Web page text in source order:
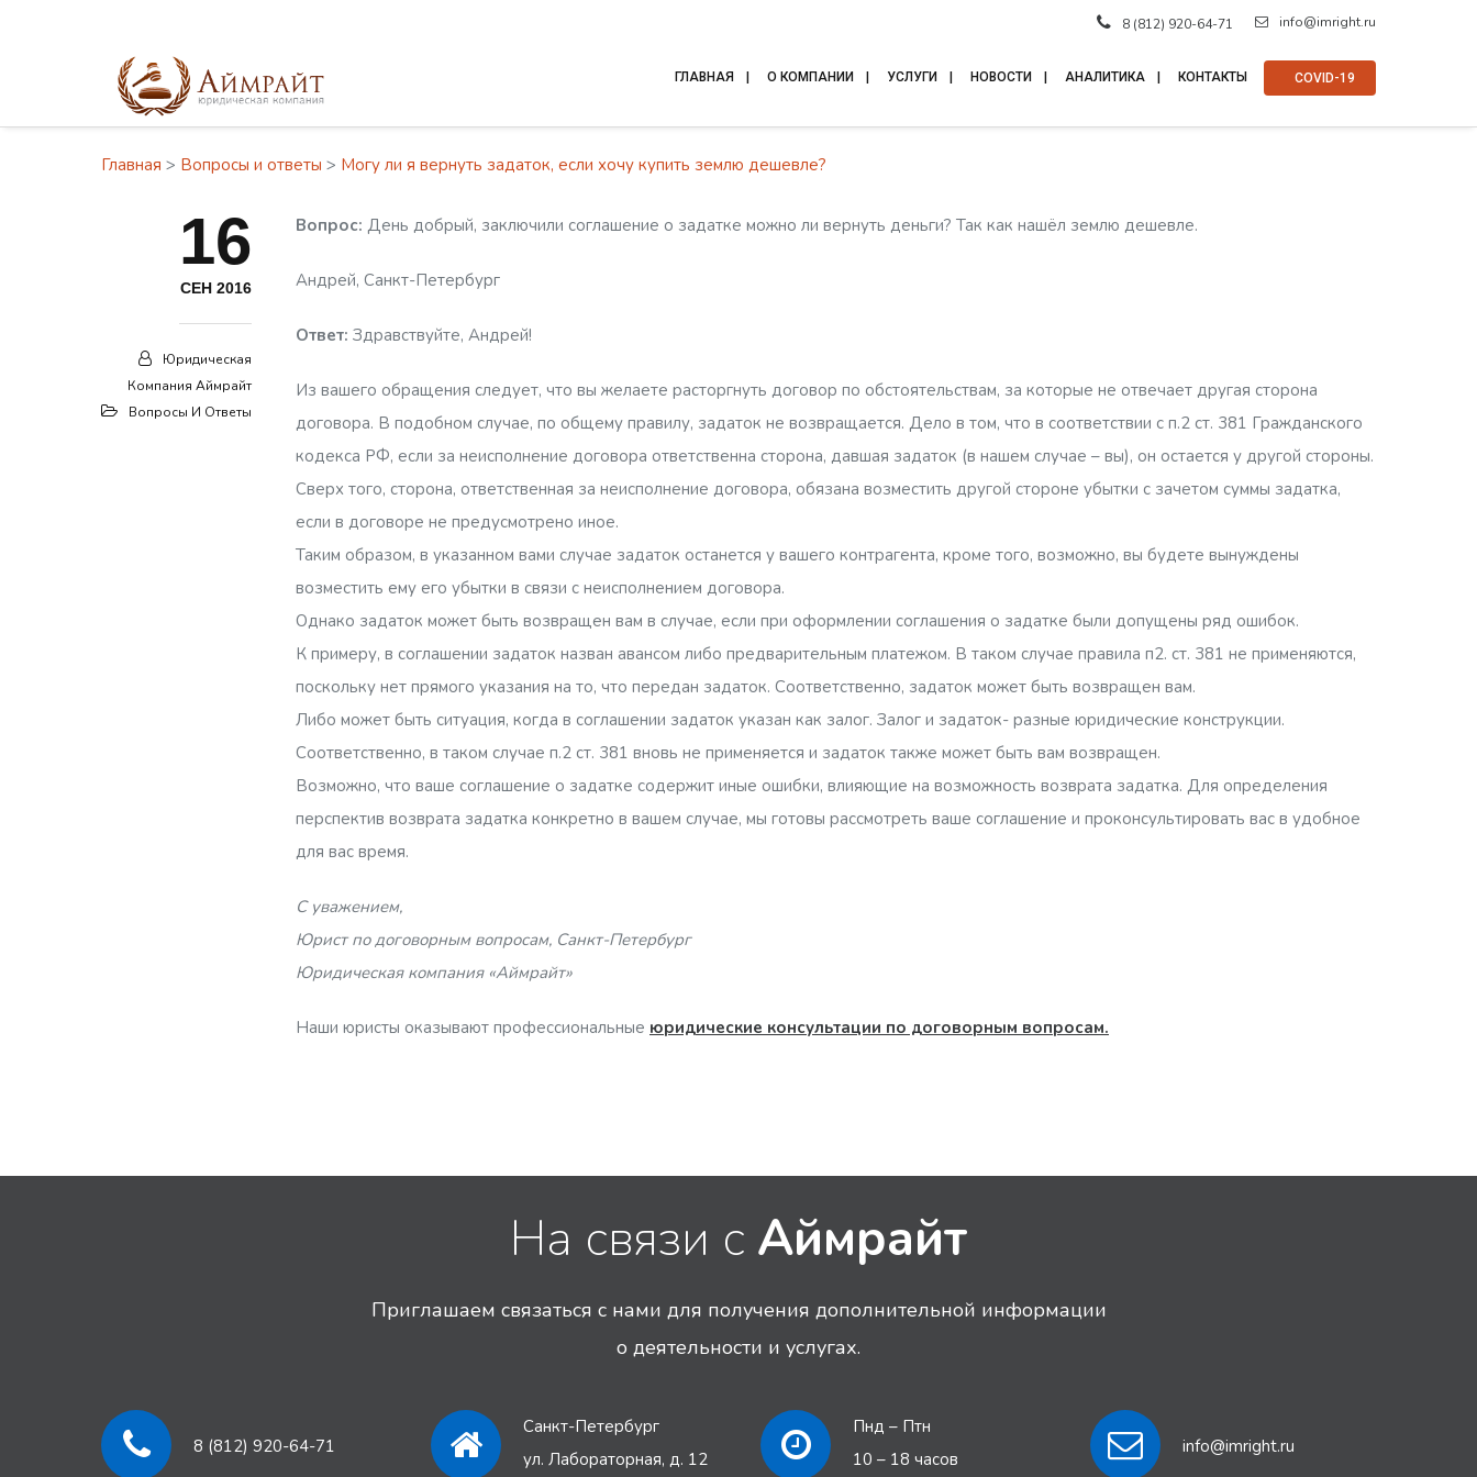
info@imright.ru
8 (812) 920-64-71
ГЛАВНАЯ О КОМПАНИИ УСЛУГИ НОВОСТИ АНАЛИТИКА КОНТАКТЫ ⠀COVID-19
Главная > Вопросы и ответы > Могу ли я вернуть задаток, если хочу купить землю дешевле?
16
СЕН 2016
Юридическая
Компания Аймрайт
Вопросы И Ответы
Вопрос: День добрый, заключили соглашение о задатке можно ли вернуть деньги? Так как нашёл землю дешевле.
Андрей, Санкт-Петербург
Ответ: Здравствуйте, Андрей!
Из вашего обращения следует, что вы желаете расторгнуть договор по обстоятельствам, за которые не отвечает другая сторона
договора. В подобном случае, по общему правилу, задаток не возвращается. Дело в том, что в соответствии с п.2 ст. 381 Гражданского
кодекса РФ, если за неисполнение договора ответственна сторона, давшая задаток (в нашем случае – вы), он остается у другой стороны.
Сверх того, сторона, ответственная за неисполнение договора, обязана возместить другой стороне убытки с зачетом суммы задатка,
если в договоре не предусмотрено иное.
Таким образом, в указанном вами случае задаток останется у вашего контрагента, кроме того, возможно, вы будете вынуждены
возместить ему его убытки в связи с неисполнением договора.
Однако задаток может быть возвращен вам в случае, если при оформлении соглашения о задатке были допущены ряд ошибок.
К примеру, в соглашении задаток назван авансом либо предварительным платежом. В таком случае правила п2. ст. 381 не применяются,
поскольку нет прямого указания на то, что передан задаток. Соответственно, задаток может быть возвращен вам.
Либо может быть ситуация, когда в соглашении задаток указан как залог. Залог и задаток- разные юридические конструкции.
Соответственно, в таком случае п.2 ст. 381 вновь не применяется и задаток также может быть вам возвращен.
Возможно, что ваше соглашение о задатке содержит иные ошибки, влияющие на возможность возврата задатка. Для определения
перспектив возврата задатка конкретно в вашем случае, мы готовы рассмотреть ваше соглашение и проконсультировать вас в удобное
для вас время.
С уважением,
Юрист по договорным вопросам, Санкт-Петербург
Юридическая компания «Аймрайт»
Наши юристы оказывают профессиональные юридические консультации по договорным вопросам.
На связи с Аймрайт
Приглашаем связаться с нами для получения дополнительной информации
о деятельности и услугах.
8 (812) 920-64-71
Санкт-Петербург
ул. Лабораторная, д. 12
Пнд – Птн
10 – 18 часов
info@imright.ru